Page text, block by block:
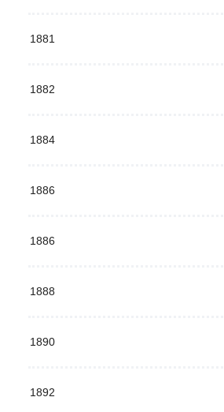
1881
1882
1884
1886
1886
1888
1890
1892